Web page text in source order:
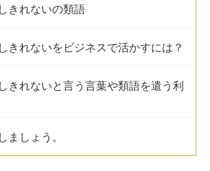
きれないの類語
きれないをビジネスで活かすには？
きれないと言う言葉や類語を遣う利
ましょう。